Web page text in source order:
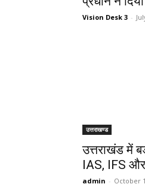
Vision Desk 3 -
उत्तराखण्ड
उत्तराखंड में
IAS, IFS
admin - October